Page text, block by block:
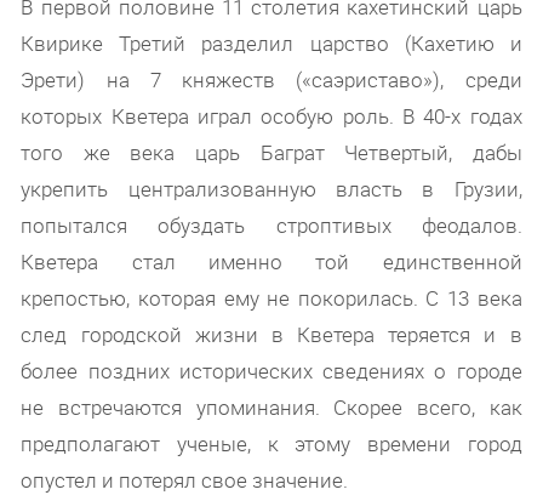
В первой половине 11 столетия кахетинский царь
Квирике Третий разделил царство (Кахетию и
Эрети) на 7 княжеств («саэриставо»), среди
которых Кветера играл особую роль. В 40-х годах
того же века царь Баграт Четвертый, дабы
укрепить централизованную власть в Грузии,
попытался обуздать строптивых феодалов.
Кветера стал именно той единственной
крепостью, которая ему не покорилась. С 13 века
след городской жизни в Кветера теряется и в
более поздних исторических сведениях о городе
не встречаются упоминания. Скорее всего, как
предполагают ученые, к этому времени город
опустел и потерял свое значение.